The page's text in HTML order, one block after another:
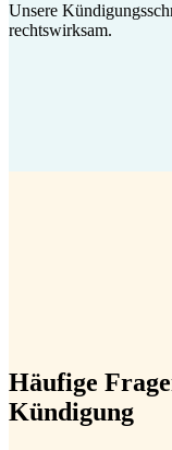
Unsere
rechtswirksam.
Häufige
Kündigung